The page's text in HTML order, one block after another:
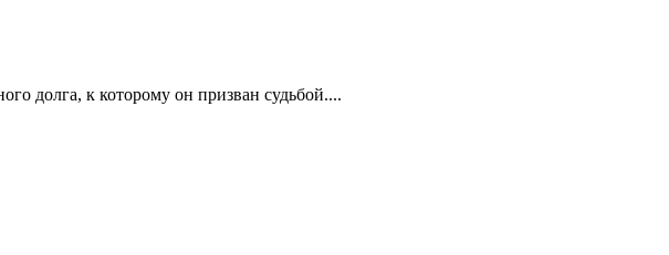
долга, к которому он призван судьбой....